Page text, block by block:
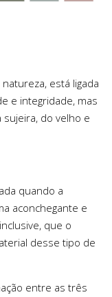
está ligada
e integridade, mas
do velho e
quando a
aconchegante e
que o
desse tipo de
entre as três